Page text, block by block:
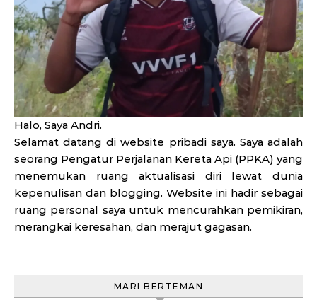
Halo, Saya Andri.
Selamat datang di website pribadi saya. Saya adalah
seorang Pengatur Perjalanan Kereta Api (PPKA) yang
menemukan ruang aktualisasi diri lewat dunia
kepenulisan dan blogging. Website ini hadir sebagai
ruang personal saya untuk mencurahkan pemikiran,
merangkai keresahan, dan merajut gagasan.
MARI BERTEMAN